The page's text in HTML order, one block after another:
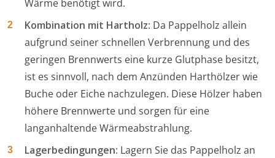
Wärme benötigt wird.
Kombination mit Hartholz: Da Pappelholz allein
aufgrund seiner schnellen Verbrennung und des
geringen Brennwerts eine kurze Glutphase besitzt,
ist es sinnvoll, nach dem Anzünden Harthölzer wie
Buche oder Eiche nachzulegen. Diese Hölzer haben
höhere Brennwerte und sorgen für eine
langanhaltende Wärmeabstrahlung.
Lagerbedingungen: Lagern Sie das Pappelholz an